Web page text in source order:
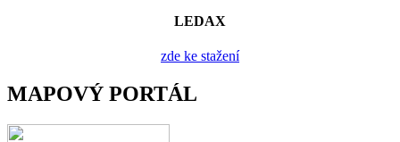
LEDAX
zde ke stažení
MAPOVÝ PORTÁL